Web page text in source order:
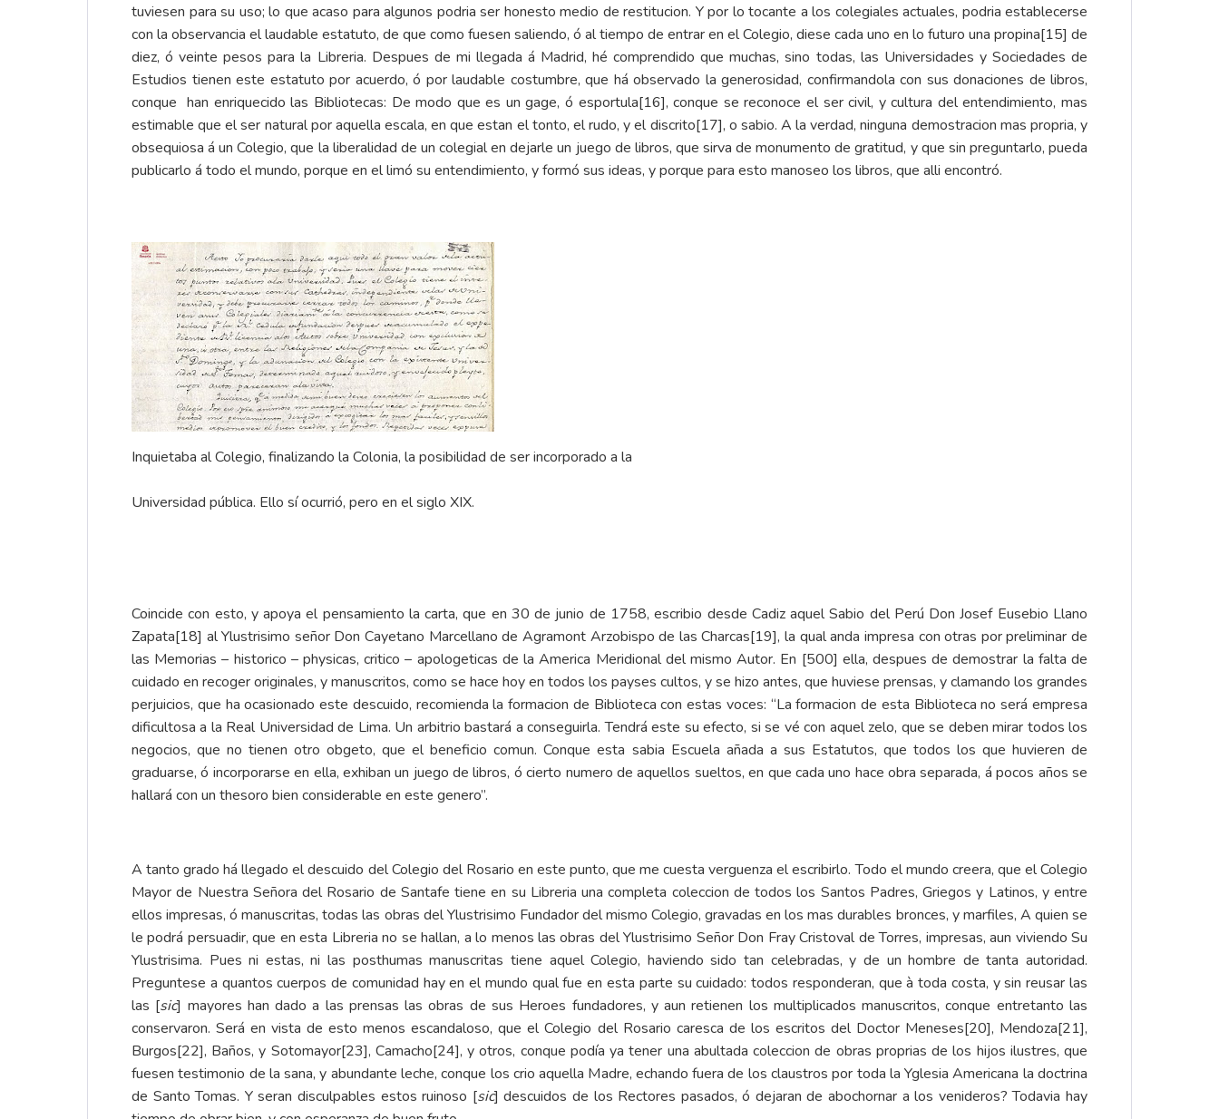
tuviesen para su uso; lo que acaso para algunos podria ser honesto medio de restitucion. Y por lo tocante a los colegiales actuales, podria establecerse
con la observancia el laudable estatuto, de que como fuesen saliendo, ó al tiempo de entrar en el Colegio, diese cada uno en lo futuro una propina[15] de
diez, ó veinte pesos para la Libreria. Despues de mi llegada á Madrid, hé comprendido que muchas, sino todas, las Universidades y Sociedades de
Estudios tienen este estatuto por acuerdo, ó por laudable costumbre, que há observado la generosidad, confirmandola con sus donaciones de libros,
conque han enriquecido las Bibliotecas: De modo que es un gage, ó esportula[16], conque se reconoce el ser civil, y cultura del entendimiento, mas
estimable que el ser natural por aquella escala, en que estan el tonto, el rudo, y el discrito[17], o sabio. A la verdad, ninguna demostracion mas propria, y
obsequiosa á un Colegio, que la liberalidad de un colegial en dejarle un juego de libros, que sirva de monumento de gratitud, y que sin preguntarlo, pueda
publicarlo á todo el mundo, porque en el limó su entendimiento, y formó sus ideas, y porque para esto manoseo los libros, que alli encontró.
Inquietaba al Colegio, finalizando la Colonia, la posibilidad de ser incorporado a la
Universidad pública. Ello sí ocurrió, pero en el siglo XIX.
Coincide con esto, y apoya el pensamiento la carta, que en 30 de junio de 1758, escribio desde Cadiz aquel Sabio del Perú Don Josef Eusebio Llano
Zapata[18] al Ylustrisimo señor Don Cayetano Marcellano de Agramont Arzobispo de las Charcas[19], la qual anda impresa con otras por preliminar de
las Memorias – historico – physicas, critico – apologeticas de la America Meridional del mismo Autor. En [500] ella, despues de demostrar la falta de
cuidado en recoger originales, y manuscritos, como se hace hoy en todos los payses cultos, y se hizo antes, que huviese prensas, y clamando los grandes
perjuicios, que ha ocasionado este descuido, recomienda la formacion de Biblioteca con estas voces: “La formacion de esta Biblioteca no será empresa
dificultosa a la Real Universidad de Lima. Un arbitrio bastará a conseguirla. Tendrá este su efecto, si se vé con aquel zelo, que se deben mirar todos los
negocios, que no tienen otro obgeto, que el beneficio comun. Conque esta sabia Escuela añada a sus Estatutos, que todos los que huvieren de
graduarse, ó incorporarse en ella, exhiban un juego de libros, ó cierto numero de aquellos sueltos, en que cada uno hace obra separada, á pocos años se
hallará con un thesoro bien considerable en este genero”.
A tanto grado há llegado el descuido del Colegio del Rosario en este punto, que me cuesta verguenza el escribirlo. Todo el mundo creera, que el Colegio
Mayor de Nuestra Señora del Rosario de Santafe tiene en su Libreria una completa coleccion de todos los Santos Padres, Griegos y Latinos, y entre
ellos impresas, ó manuscritas, todas las obras del Ylustrisimo Fundador del mismo Colegio, gravadas en los mas durables bronces, y marfiles, A quien se
le podrá persuadir, que en esta Libreria no se hallan, a lo menos las obras del Ylustrisimo Señor Don Fray Cristoval de Torres, impresas, aun viviendo Su
Ylustrisima. Pues ni estas, ni las posthumas manuscritas tiene aquel Colegio, haviendo sido tan celebradas, y de un hombre de tanta autoridad.
Preguntese a quantos cuerpos de comunidad hay en el mundo qual fue en esta parte su cuidado: todos responderan, que à toda costa, y sin reusar las
las [sic] mayores han dado a las prensas las obras de sus Heroes fundadores, y aun retienen los multiplicados manuscritos, conque entretanto las
conservaron. Será en vista de esto menos escandaloso, que el Colegio del Rosario caresca de los escritos del Doctor Meneses[20], Mendoza[21],
Burgos[22], Baños, y Sotomayor[23], Camacho[24], y otros, conque podía ya tener una abultada coleccion de obras proprias de los hijos ilustres, que
fuesen testimonio de la sana, y abundante leche, conque los crio aquella Madre, echando fuera de los claustros por toda la Yglesia Americana la doctrina
de Santo Tomas. Y seran disculpables estos ruinoso [sic] descuidos de los Rectores pasados, ó dejaran de abochornar a los venideros? Todavia hay